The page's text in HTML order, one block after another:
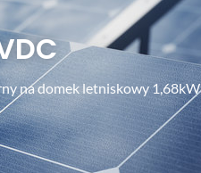
na domek letniskowy 1,68kW